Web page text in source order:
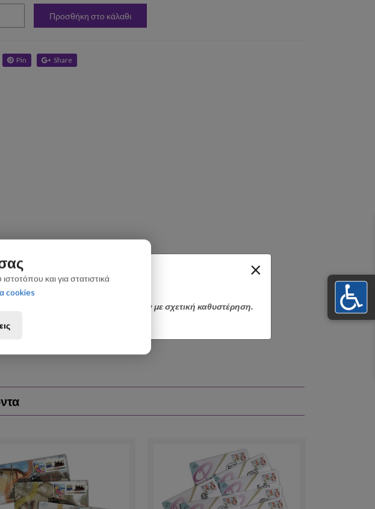
×
ενδέχεται να αποσταλούν με σχετική καθυστέρηση.
Προσθήκη στο κάλαθι
Pin Share
και για στατιστικά
cookies